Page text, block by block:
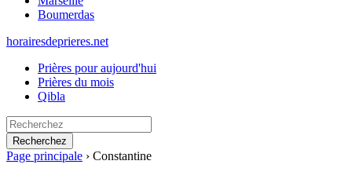
Boumerdas
horairesdeprieres.net
Prières pour aujourd'hui
Prières du mois
Qibla
Recherchez
Page principale › Constantine